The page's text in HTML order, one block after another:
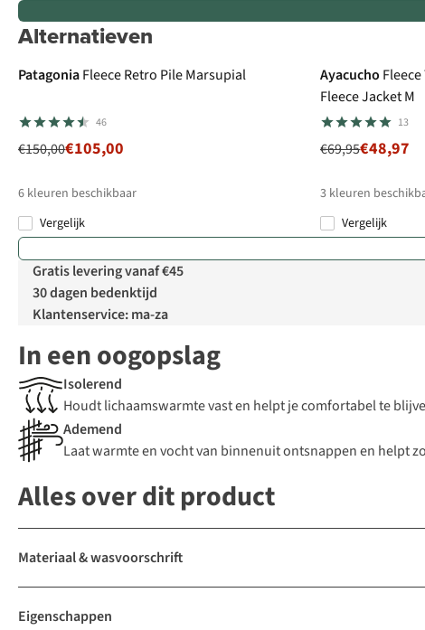
Alternatieven
-30% Expert review
PatagoniaFleece Retro Pile Marsupial
46
€150,00€105,00
6 kleuren beschikbaar
%
Vergelijk
Ayacucho
Fleece Jacket M
13
€69,95€48,97
3 kleuren
%
Vergelijk
Gratis levering vanaf €45
30 dagen bedenktijd
Klantenservice: ma-za
In een oogopslag
Isolerend
Houdt lichaamswarmte vast en helpt je comfortabel te
Ademend
Laat warmte en vocht van binnenuit ontsnappen en helpt
Alles over dit product
Materiaal & wasvoorschrift
Eigenschappen